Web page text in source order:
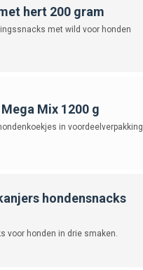
hert 200 gram
met wild voor honden
Mix 1200 g
in voordeelverpakking.
hondensnacks
voor honden in drie smaken.